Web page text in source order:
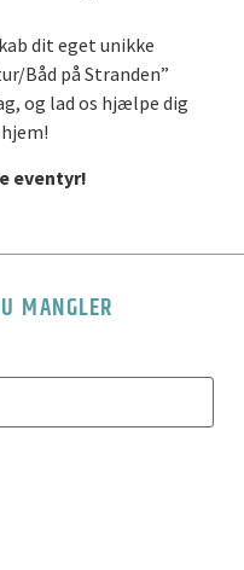
dit eget unikke
Båd på Stranden”
og lad os hjælpe dig
eventyr!
MANGLER